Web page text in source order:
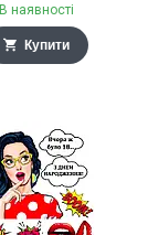
В наявності
Купити